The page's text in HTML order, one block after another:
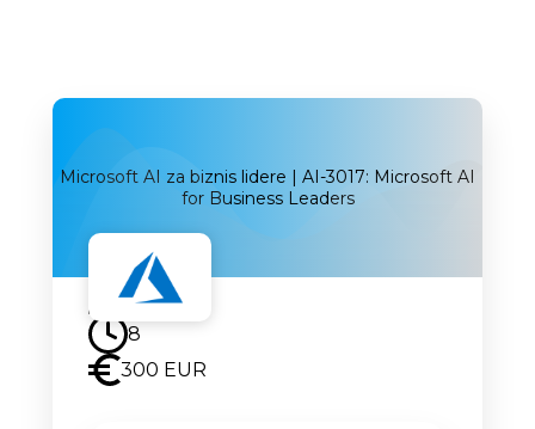
Microsoft AI za biznis lidere | AI-3017: Microsoft AI
for Business Leaders
Uskoro
8
300 EUR